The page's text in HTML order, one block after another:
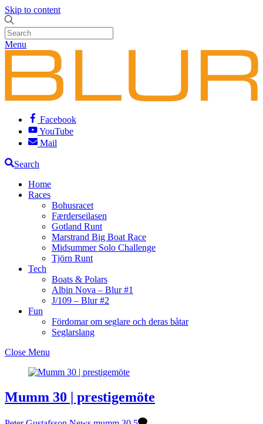
Skip to content
Menu
Facebook
YouTube
Mail
Search
Home
Races
Bohusracet
Færderseilasen
Gotland Runt
Marstrand Big Boat Race
Midsummer Solo Challenge
Tjörn Runt
Tech
Boats & Polars
Albin Nova – Blur #1
J/109 – Blur #2
Fun
Fördomar om seglare och deras båtar
Seglarslang
Close Menu
Mumm 30 | prestigemöte